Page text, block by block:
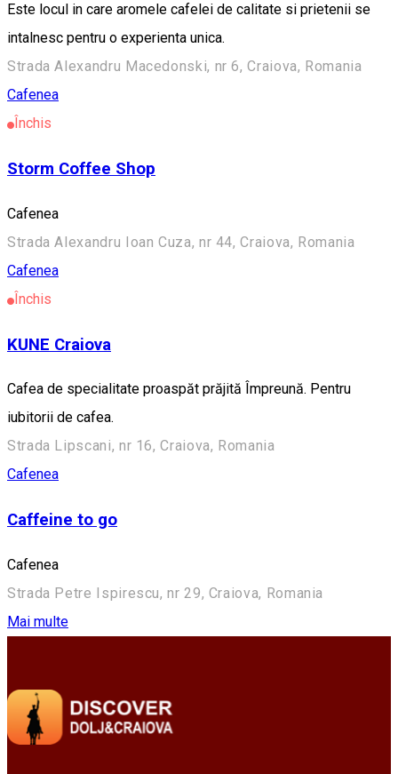
Este locul in care aromele cafelei de calitate si prietenii se
intalnesc pentru o experienta unica.
Strada Alexandru Macedonski, nr 6, Craiova, Romania
Cafenea
Închis
Storm Coffee Shop
Cafenea
Strada Alexandru Ioan Cuza, nr 44, Craiova, Romania
Cafenea
Închis
KUNE Craiova
Cafea de specialitate proaspăt prăjită Împreună. Pentru
iubitorii de cafea.
Strada Lipscani, nr 16, Craiova, Romania
Cafenea
Caffeine to go
Cafenea
Strada Petre Ispirescu, nr 29, Craiova, Romania
Mai multe